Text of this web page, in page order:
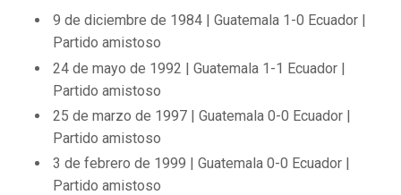
9 de diciembre de 1984 | Guatemala 1-0 Ecuador |
Partido amistoso
24 de mayo de 1992 | Guatemala 1-1 Ecuador |
Partido amistoso
25 de marzo de 1997 | Guatemala 0-0 Ecuador |
Partido amistoso
3 de febrero de 1999 | Guatemala 0-0 Ecuador |
Partido amistoso